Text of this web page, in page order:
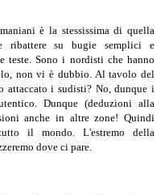
è la stessissima di quella
ribattere su bugie semplici e
teste. Sono i nordisti che hanno
non vi è dubbio. Al tavolo del
attaccato i sudisti? No, dunque i
Dunque (deduzioni alla
anche in altre zone! Quindi
il mondo. L'estremo della
dove ci pare.